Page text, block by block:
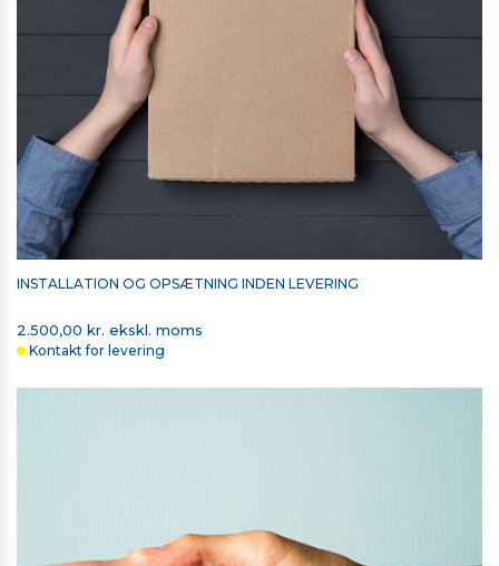
INSTALLATION OG OPSÆTNING INDEN LEVERING
2.500,00 kr. ekskl. moms
Kontakt for levering